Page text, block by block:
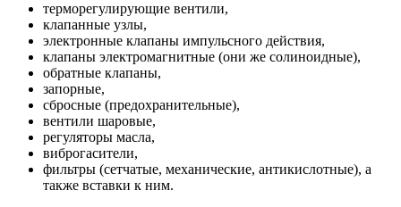
терморегулирующие вентили,
клапанные узлы,
электронные клапаны импульсного действия,
клапаны электромагнитные (они же солиноидные),
обратные клапаны,
запорные,
сбросные (предохранительные),
вентили шаровые,
регуляторы масла,
виброгасители,
фильтры (сетчатые, механические, антикислотные), а
также вставки к ним.